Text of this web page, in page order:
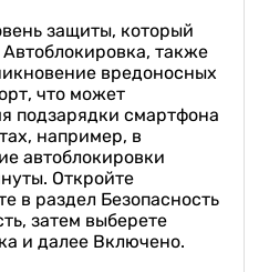
защиты, который
также
вредоносных
что может
подзарядки смартфона
например, в
автоблокировки
Откройте
в раздел Безопасность
затем выберете
и далее Включено.